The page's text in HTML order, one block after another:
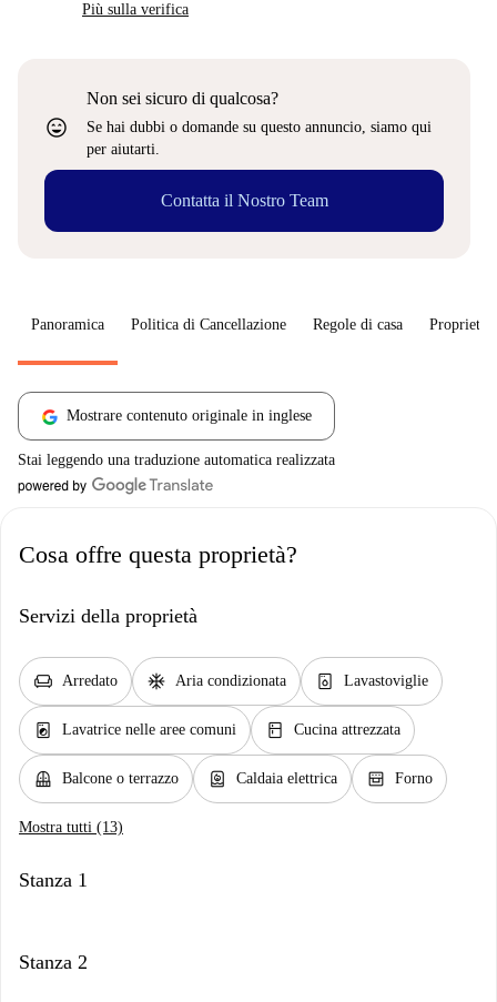
Più sulla verifica
sentiment_very_satisfied
Non sei sicuro di qualcosa?
Se hai dubbi o domande su questo annuncio, siamo qui
per aiutarti.
Contatta il Nostro Team
Panoramica Politica di Cancellazione Regole di casa
Mostrare contenuto originale in inglese
Stai leggendo una traduzione automatica realizzata
Cosa offre questa proprietà?
Servizi della proprietà
chair Arredato ac_unit Aria condizionata dishwasher_gen Lavastoviglie
local_laundry_service Lavatrice nelle aree comuni kitchen Cucina attrezzata
balcony Balcone o terrazzo water_heater Caldaia elettrica oven_gen Forno
Mostra tutti (13)
Stanza 1
Stanza 2